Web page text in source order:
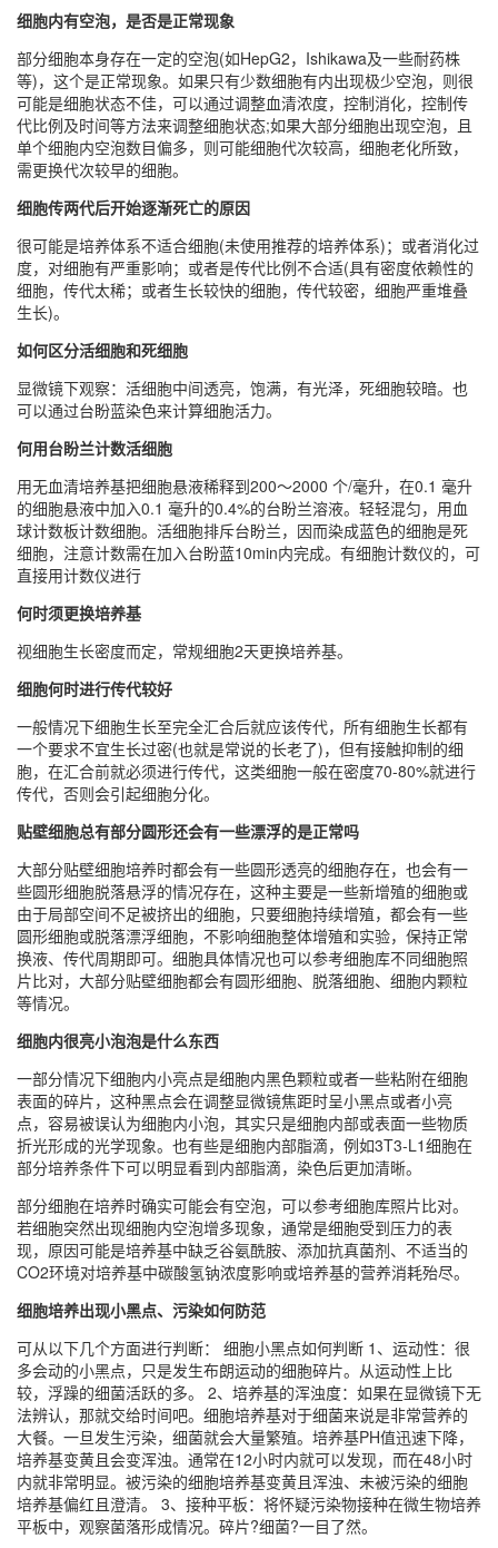
细胞内有空泡，是否是正常现象
部分细胞本身存在一定的空泡(如HepG2，Ishikawa及一些耐药株
等)，这个是正常现象。如果只有少数细胞有内出现极少空泡，则很
可能是细胞状态不佳，可以通过调整血清浓度，控制消化，控制传
代比例及时间等方法来调整细胞状态;如果大部分细胞出现空泡，且
单个细胞内空泡数目偏多，则可能细胞代次较高，细胞老化所致，
需更换代次较早的细胞。
细胞传两代后开始逐渐死亡的原因
很可能是培养体系不适合细胞(未使用推荐的培养体系)；或者消化过
度，对细胞有严重影响；或者是传代比例不合适(具有密度依赖性的
细胞，传代太稀；或者生长较快的细胞，传代较密，细胞严重堆叠
生长)。
如何区分活细胞和死细胞
显微镜下观察：活细胞中间透亮，饱满，有光泽，死细胞较暗。也
可以通过台盼蓝染色来计算细胞活力。
何用台盼兰计数活细胞
用无血清培养基把细胞悬液稀释到200～2000 个/毫升，在0.1 毫升
的细胞悬液中加入0.1 毫升的0.4%的台盼兰溶液。轻轻混匀，用血
球计数板计数细胞。活细胞排斥台盼兰，因而染成蓝色的细胞是死
细胞，注意计数需在加入台盼蓝10min内完成。有细胞计数仪的，可
直接用计数仪进行
何时须更换培养基
视细胞生长密度而定，常规细胞2天更换培养基。
细胞何时进行传代较好
一般情况下细胞生长至完全汇合后就应该传代，所有细胞生长都有
一个要求不宜生长过密(也就是常说的长老了)，但有接触抑制的细
胞，在汇合前就必须进行传代，这类细胞一般在密度70-80%就进行
传代，否则会引起细胞分化。
贴壁细胞总有部分圆形还会有一些漂浮的是正常吗
大部分贴壁细胞培养时都会有一些圆形透亮的细胞存在，也会有一
些圆形细胞脱落悬浮的情况存在，这种主要是一些新增殖的细胞或
由于局部空间不足被挤出的细胞，只要细胞持续增殖，都会有一些
圆形细胞或脱落漂浮细胞，不影响细胞整体增殖和实验，保持正常
换液、传代周期即可。细胞具体情况也可以参考细胞库不同细胞照
片比对，大部分贴壁细胞都会有圆形细胞、脱落细胞、细胞内颗粒
等情况。
细胞内很亮小泡泡是什么东西
一部分情况下细胞内小亮点是细胞内黑色颗粒或者一些粘附在细胞
表面的碎片，这种黑点会在调整显微镜焦距时呈小黑点或者小亮
点，容易被误认为细胞内小泡，其实只是细胞内部或表面一些物质
折光形成的光学现象。也有些是细胞内部脂滴，例如3T3-L1细胞在
部分培养条件下可以明显看到内部脂滴，染色后更加清晰。
部分细胞在培养时确实可能会有空泡，可以参考细胞库照片比对。
若细胞突然出现细胞内空泡增多现象，通常是细胞受到压力的表
现，原因可能是培养基中缺乏谷氨酰胺、添加抗真菌剂、不适当的
CO2环境对培养基中碳酸氢钠浓度影响或培养基的营养消耗殆尽。
细胞培养出现小黑点、污染如何防范
可从以下几个方面进行判断： 细胞小黑点如何判断 1、运动性：很
多会动的小黑点，只是发生布朗运动的细胞碎片。从运动性上比
较，浮躁的细菌活跃的多。 2、培养基的浑浊度：如果在显微镜下无
法辨认，那就交给时间吧。细胞培养基对于细菌来说是非常营养的
大餐。一旦发生污染，细菌就会大量繁殖。培养基PH值迅速下降，
培养基变黄且会变浑浊。通常在12小时内就可以发现，而在48小时
内就非常明显。被污染的细胞培养基变黄且浑浊、未被污染的细胞
培养基偏红且澄清。 3、接种平板：将怀疑污染物接种在微生物培养
平板中，观察菌落形成情况。碎片?细菌?一目了然。